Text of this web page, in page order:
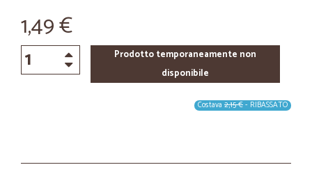
1,49 €
Prodotto temporaneamente non
disponibile
Costava 2,15 €- RIBASSATO